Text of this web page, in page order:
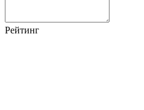
Рейтинг